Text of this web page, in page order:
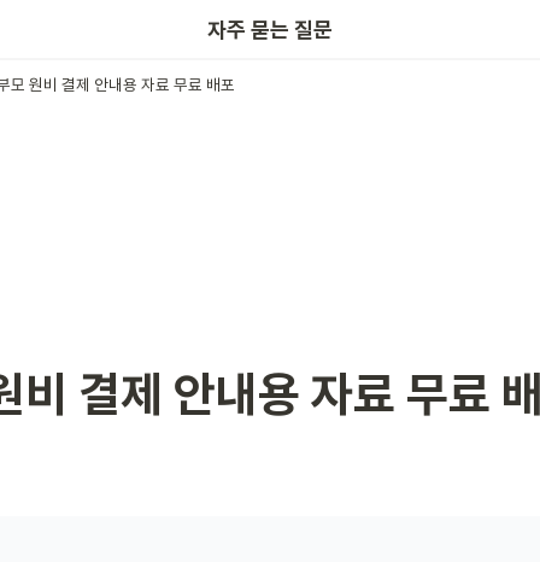
자주 묻는 질문
모 원비 결제 안내용 자료 무료 배포
키노링크
비 결제 안내용 자료 무료